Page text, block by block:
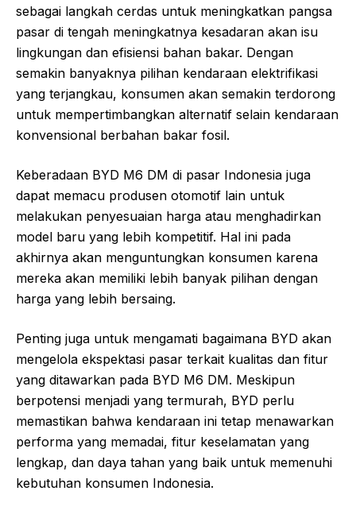
sebagai langkah cerdas untuk meningkatkan pangsa
pasar di tengah meningkatnya kesadaran akan isu
lingkungan dan efisiensi bahan bakar. Dengan
semakin banyaknya pilihan kendaraan elektrifikasi
yang terjangkau, konsumen akan semakin terdorong
untuk mempertimbangkan alternatif selain kendaraan
konvensional berbahan bakar fosil.
Keberadaan BYD M6 DM di pasar Indonesia juga
dapat memacu produsen otomotif lain untuk
melakukan penyesuaian harga atau menghadirkan
model baru yang lebih kompetitif. Hal ini pada
akhirnya akan menguntungkan konsumen karena
mereka akan memiliki lebih banyak pilihan dengan
harga yang lebih bersaing.
Penting juga untuk mengamati bagaimana BYD akan
mengelola ekspektasi pasar terkait kualitas dan fitur
yang ditawarkan pada BYD M6 DM. Meskipun
berpotensi menjadi yang termurah, BYD perlu
memastikan bahwa kendaraan ini tetap menawarkan
performa yang memadai, fitur keselamatan yang
lengkap, dan daya tahan yang baik untuk memenuhi
kebutuhan konsumen Indonesia.